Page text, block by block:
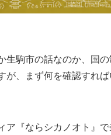
生駒市の話なのか、国
、まず何を確認すれ
『ならシカノオト』